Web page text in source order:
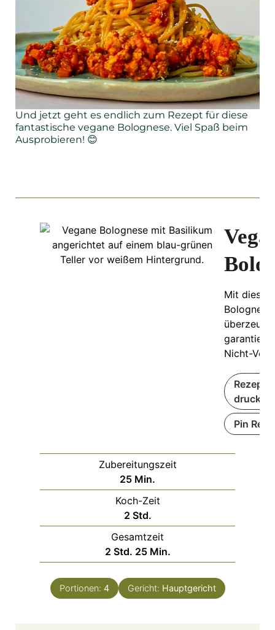
Und jetzt geht es endlich zum Rezept für diese
fantastische vegane Bolognese. Viel Spaß beim
Ausprobieren! 😊
Mit dieser
Bolognese
garantiert
Nicht-
Rezept
drucken
Pin
Zubereitungszeit
25 Min.
Koch-Zeit
2 Std.
Gesamtzeit
2 Std. 25 Min.
Portionen: 4 Gericht: Hauptgericht